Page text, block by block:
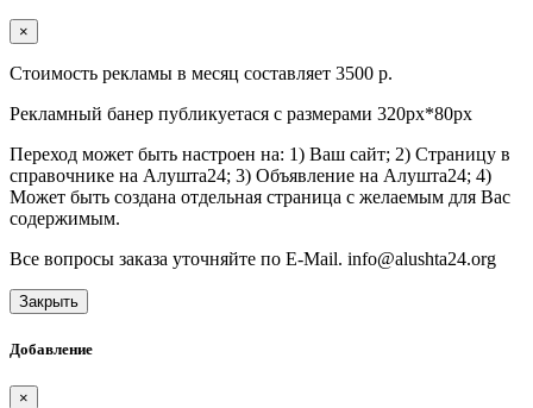
×
Стоимость рекламы в месяц составляет 3500 р.
Рекламный банер публикуетася с размерами 320px*80px
Переход может быть настроен на: 1) Ваш сайт; 2) Страницу в
справочнике на Алушта24; 3) Объявление на Алушта24; 4)
Может быть создана отдельная страница с желаемым для Вас
содержимым.
Все вопросы заказа уточняйте по E-Mail. info@alushta24.org
Закрыть
Добавление
×